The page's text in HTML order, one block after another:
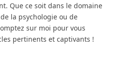
Que ce soit dans le domaine
la psychologie ou de
sur moi pour vous
pertinents et captivants !